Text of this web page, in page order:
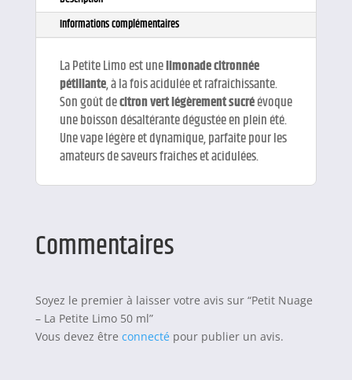
Informations complémentaires
La Petite Limo est unelimonade citronnée
pétillante, à la fois acidulée et rafraîchissante.
Son goût decitron vert légèrement sucréévoque
une boisson désaltérante dégustée en plein été.
Une vape légère et dynamique, parfaite pour les
amateurs de saveurs fraîches et acidulées.
Commentaires
Soyez le premier à laisser votre avis sur “Petit Nuage
– La Petite Limo 50 ml”
Vous devez être connecté pour publier un avis.